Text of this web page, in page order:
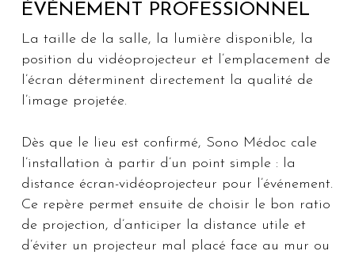
ÉVÉNEMENT PROFESSIONNEL
La taille de la salle, la lumière disponible, la
position du vidéoprojecteur et l’emplacement de
l’écran déterminent directement la qualité de
l’image projetée.
Dès que le lieu est confirmé, Sono Médoc cale
l’installation à partir d’un point simple : la
distance écran-vidéoprojecteur pour l’événement.
Ce repère permet ensuite de choisir le bon ratio
de projection, d’anticiper la distance utile et
d’éviter un projecteur mal placé face au mur ou